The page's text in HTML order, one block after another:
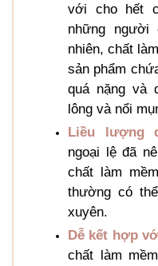
với cho hết
những
nhiên, chất
sản phẩm
quá nặng và
lông và nổi
Liều lượng
ngoại lệ đã
chất làm
thường có
xuyên.
Dễ kết hợp
chất làm